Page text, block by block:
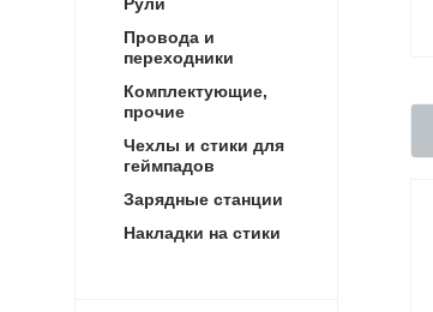
Провода и
переходники
Комплектующие,
прочие
Чехлы и стики для
геймпадов
Зарядные станции
Накладки на стики